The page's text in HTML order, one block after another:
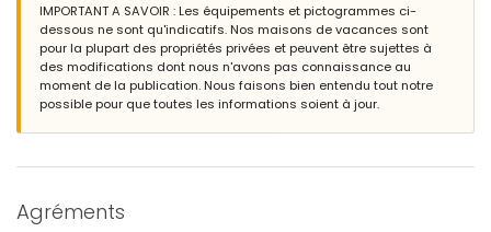
Extérieur de la villa
grand terrain clos
piscine privée chauffée mesurant 10m x 5m et 2m de profondeur
beau jardin gazonné avec gravier, arbres et mobilier de jardin avec
chaises longues
terrasse couverte
barbecue
ville la plus proche : Javea (dans un rayon de 5 kilomètres de la villa)
IMPORTANT A SAVOIR : Les équipements et pictogrammes ci-
dessous ne sont qu'indicatifs. Nos maisons de vacances sont
pour la plupart des propriétés privées et peuvent être sujettes à
des modifications dont nous n'avons pas connaissance au
moment de la publication. Nous faisons bien entendu tout notre
possible pour que toutes les informations soient à jour.
Agréments